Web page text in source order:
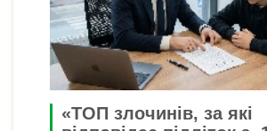
«ТОП злочинів, за які